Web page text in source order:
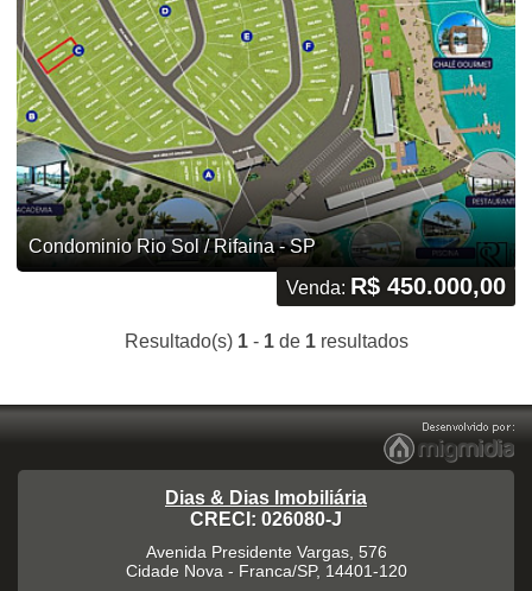
Condominio Rio Sol / Rifaina - SP
Venda: R$ 450.000,00
Resultado(s) 1- 1de 1resultados
Dias & Dias Imobiliária
CRECI: 026080-J
Avenida Presidente Vargas, 576
Cidade Nova - Franca/SP, 14401-120